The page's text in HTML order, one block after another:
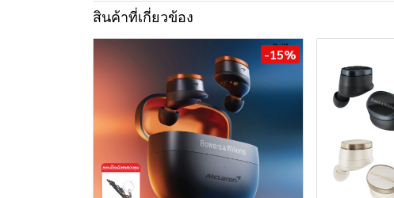
สินค้าที่เกี่ยวข้อง
-15%